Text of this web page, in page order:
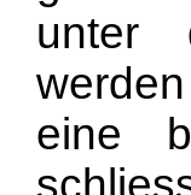
unter
eine